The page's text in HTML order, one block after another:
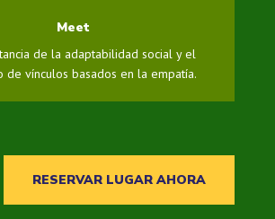
Meet
de la adaptabilidad social y el
de vínculos basados en la empatía.
RESERVAR LUGAR AHORA